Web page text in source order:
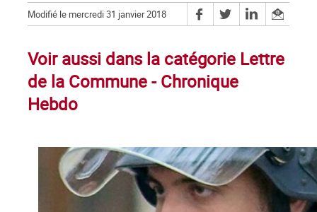
Modifié le mercredi 31 janvier 2018
Voir aussi dans la catégorie Lettre
de la Commune - Chronique
Hebdo